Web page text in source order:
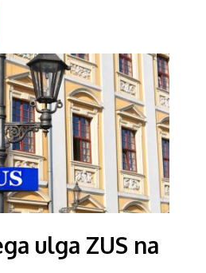
ulga ZUS na